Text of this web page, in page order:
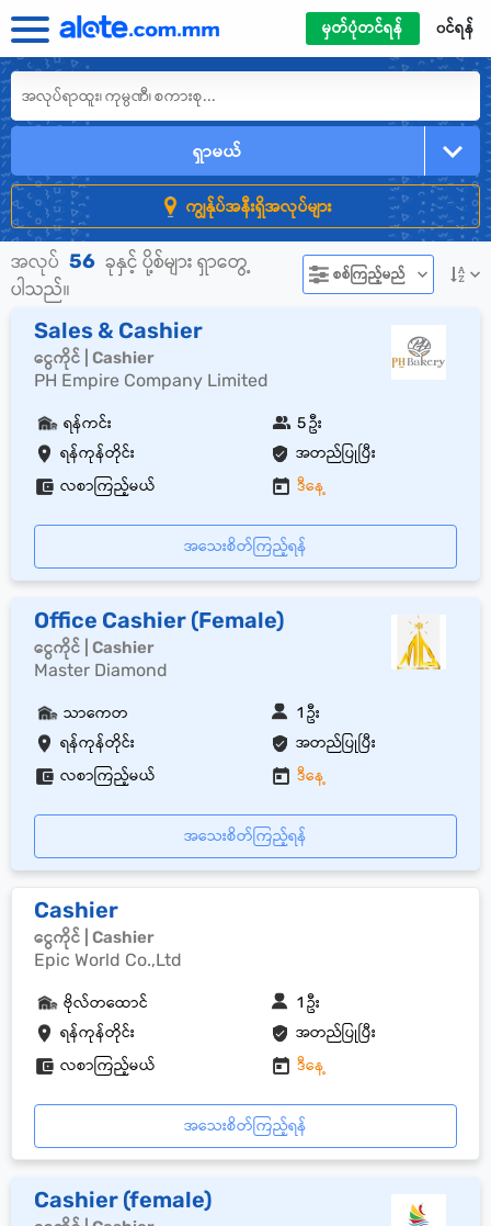
မှတ်ပုံတင်ရန် ၀င်ရန်
ရှာမယ်
ကျွန်ုပ်အနီးရှိအလုပ်များ
အလုပ် 56 ခုနှင့် ပို့စ်များ ရှာတွေ့
ပါသည်။
စစ်ကြည့်မည်
Sales & Cashier
ငွေကိုင် | Cashier
PH Empire Company Limited
ရန်ကုန်တိုင်း အတည်ပြုပြီး
ရန်ကင်း 5 ဦး
လစာကြည့်မယ် ဒီနေ့
အသေးစိတ်ကြည့်ရန်
Office Cashier (Female)
ငွေကိုင် | Cashier
Master Diamond
ရန်ကုန်တိုင်း အတည်ပြုပြီး
သာကေတ 1 ဦး
လစာကြည့်မယ် ဒီနေ့
အသေးစိတ်ကြည့်ရန်
Cashier
ငွေကိုင် | Cashier
Epic World Co.,Ltd
ရန်ကုန်တိုင်း အတည်ပြုပြီး
ဗိုလ်တထောင် 1 ဦး
လစာကြည့်မယ် ဒီနေ့
အသေးစိတ်ကြည့်ရန်
Cashier (female)